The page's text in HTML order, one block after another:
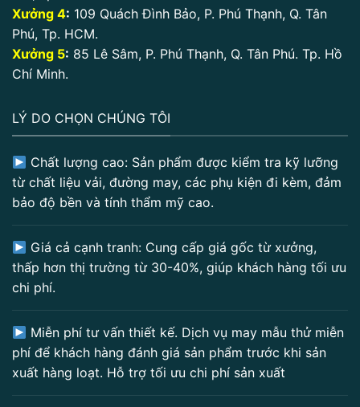
Xưởng 4: 109 Quách Đình Bảo, P. Phú Thạnh, Q. Tân
Phú, Tp. HCM.
Xưởng 5: 85 Lê Sâm, P. Phú Thạnh, Q. Tân Phú. Tp. Hồ
Chí Minh.
LÝ DO CHỌN CHÚNG TÔI
Chất lượng cao: Sản phẩm được kiểm tra kỹ lưỡng
từ chất liệu vải, đường may, các phụ kiện đi kèm, đảm
bảo độ bền và tính thẩm mỹ cao.
Giá cả cạnh tranh: Cung cấp giá gốc từ xưởng,
thấp hơn thị trường từ 30-40%, giúp khách hàng tối ưu
chi phí.
Miễn phí tư vấn thiết kế. Dịch vụ may mẫu thử miễn
phí để khách hàng đánh giá sản phẩm trước khi sản
xuất hàng loạt. Hỗ trợ tối ưu chi phí sản xuất